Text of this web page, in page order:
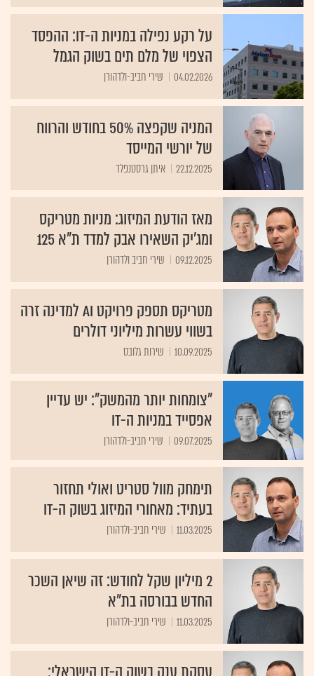
על רקע נפילה במניות ה-IT: ההפסד
הצפוי של מלם תים בשוק הגמל
04.02.2026 שירי חביב-ולדהורן
המניה שקפצה 50% בחודש והרווח
של יורשי המייסד
22.12.2025 איתן גרסטנפלד
מאז הודעת המיזוג: מניות מטריקס
ומג'יק השאירו אבק למדד ת"א 125
09.12.2025 שירי חביב ולדהורן
מטריקס תספק פרויקט AI למדינה זרה
בשווי עשרות מיליוני דולרים
10.09.2025 שירות גלובס
"צומחות יותר מהמשק": יש עדיין
אפסייד במניות ה-IT
09.07.2025 שירי חביב-ולדהורן
תימחק מוול סטריט ואולי תחזור
בעתיד: מאחורי המיזוג בשוק ה-IT
11.03.2025 שירי חביב-ולדהורן
2 מיליון שקל לחודש: זה שיאן השכר
החדש בבורסה בת"א
11.03.2025 שירי חביב-ולדהורן